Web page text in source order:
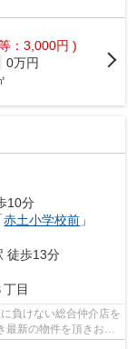
：3,000円 )
0万円
10分
赤土小学校前 」
徒歩13分
丁目
負けない総合仲介店を
最新の物件を頂きお客